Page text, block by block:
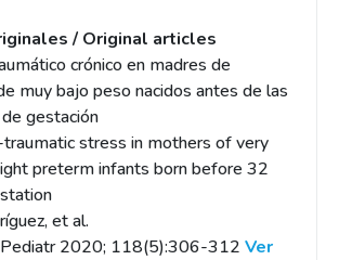
/ Original articles
crónico en madres de
muy bajo peso nacidos antes de las
gestación
stress in mothers of very
preterm infants born before 32
et al.
2020; 118(5):306-312 Ver